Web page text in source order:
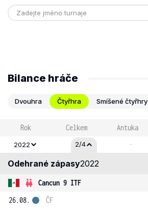
Bilance hráče
Dvouhra Čtyřhra Smíšené čtyřhry
Rok Celkem Antuka
2022 2/4 -
Odehrané zápasy2022
Cancun 9 ITF
26.08.
ČF